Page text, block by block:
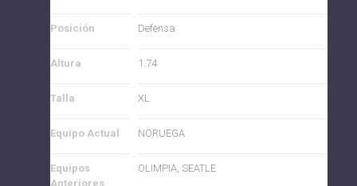
Posición Defensa
Altura 1.74
Talla XL
Equipo Actual NORUEGA
Equipos
Anteriores
OLIMPIA, SEATLE